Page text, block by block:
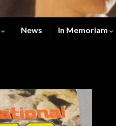
News In Memoriam